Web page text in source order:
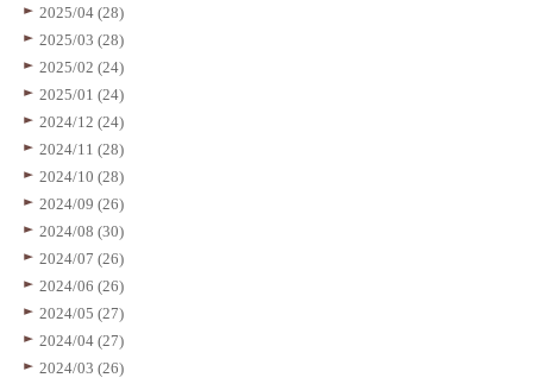
2025/04 (28)
2025/03 (28)
2025/02 (24)
2025/01 (24)
2024/12 (24)
2024/11 (28)
2024/10 (28)
2024/09 (26)
2024/08 (30)
2024/07 (26)
2024/06 (26)
2024/05 (27)
2024/04 (27)
2024/03 (26)